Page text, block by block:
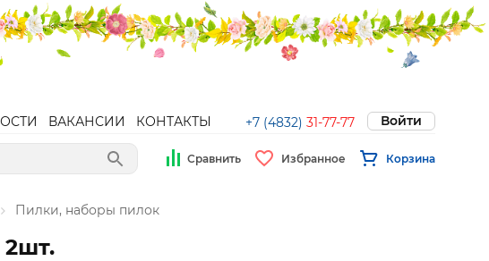
ВАКАНСИИ КОНТАКТЫ +7 (4832) 31-77-77 Войти
Сравнить Избранное Корзина
Пилки, наборы пилок